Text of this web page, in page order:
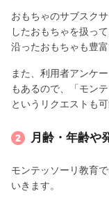
おもちゃのサブスク
したおもちゃを扱っ
沿ったおもちゃも豊富
また、利用者アンケ
もあるので、「モン
というリクエストも可
月齢・年齢や
モンテッソーリ教育
いきます。